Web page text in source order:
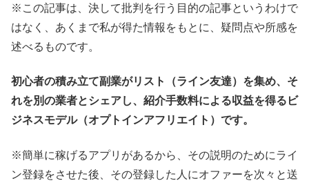
※この記事は、決して批判を行う目的の記事というわけで
はなく、あくまで私が得た情報をもとに、疑問点や所感を
述べるものです。
初心者の積み立て副業がリスト（ライン友達）を集め、そ
れを別の業者とシェアし、紹介手数料による収益を得るビ
ジネスモデル（オプトインアフリエイト）です。
※簡単に稼げるアプリがあるから、その説明のためにライ
ン登録をさせた後、その登録した人にオファーを次々と送